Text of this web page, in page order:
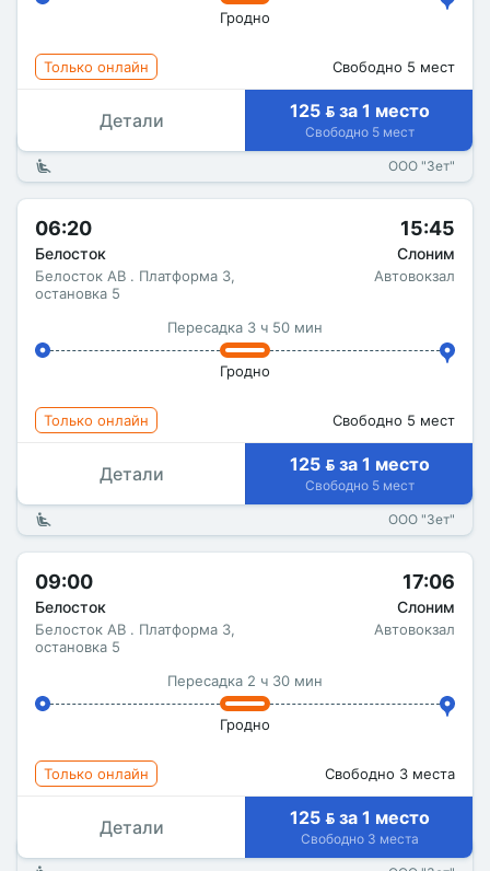
Гродно
Только онлайн Свободно 5 мест
Детали 125  за 1 место
Свободно 5 мест
ООО "Зет"
06:20
Белосток
Белосток АВ . Платформа 3,
остановка 5
15:45
Слоним
Автовокзал
Пересадка 3 ч 50 мин
Гродно
Только онлайн Свободно 5 мест
Детали 125  за 1 место
Свободно 5 мест
ООО "Зет"
09:00
Белосток
Белосток АВ . Платформа 3,
остановка 5
17:06
Слоним
Автовокзал
Пересадка 2 ч 30 мин
Гродно
Только онлайн Свободно 3 места
Детали 125  за 1 место
Свободно 3 места